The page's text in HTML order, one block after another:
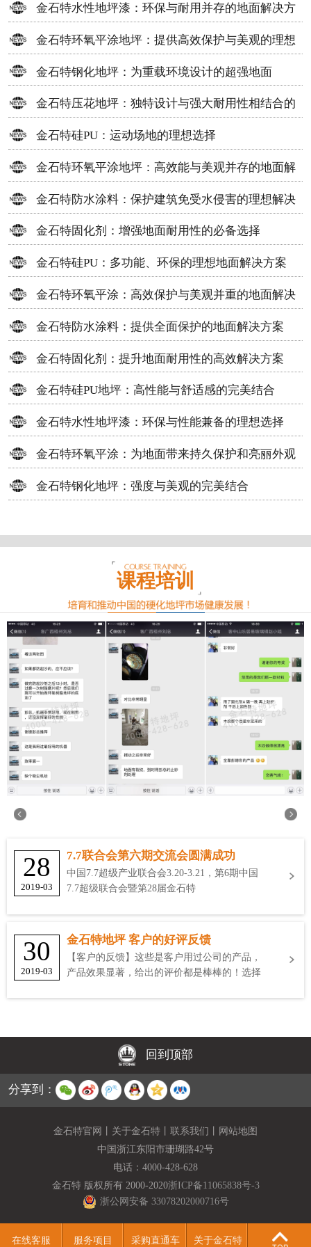
金石特水性地坪漆：环保与耐用并存的地面解决方
案
金石特环氧平涂地坪：提供高效保护与美观的理想
选择
金石特钢化地坪：为重载环境设计的超强地面
金石特压花地坪：独特设计与强大耐用性相结合的
地面材料
金石特硅PU：运动场地的理想选择
金石特环氧平涂地坪：高效能与美观并存的地面解
决方案
金石特防水涂料：保护建筑免受水侵害的理想解决
方案
金石特固化剂：增强地面耐用性的必备选择
金石特硅PU：多功能、环保的理想地面解决方案
金石特环氧平涂：高效保护与美观并重的地面解决
方案
金石特防水涂料：提供全面保护的地面解决方案
金石特固化剂：提升地面耐用性的高效解决方案
金石特硅PU地坪：高性能与舒适感的完美结合
金石特水性地坪漆：环保与性能兼备的理想选择
金石特环氧平涂：为地面带来持久保护和亮丽外观
金石特钢化地坪：强度与美观的完美结合
课程培训
28
2019-03
7.7联合会第六期交流会圆满成功
中国7.7超级产业联合会3.20-3.21，第6期中国
7.7超级联合会暨第28届金石特
30
2019-03
金石特地坪 客户的好评反馈
【客户的反馈】这些是客户用过公司的产品，
产品效果显著，给出的评价都是棒棒的！选择
回到顶部
分享到：
金石特官网 关于金石特 联系我们
网站地图
中国浙江东阳市珊瑚路42号
电话： 4000-428-628
金石特 版权所有 2000-2020浙ICP备11065838号-3
浙公网安备 33078202000716号
在线客服 服务项目 采购直通车 关于金石特